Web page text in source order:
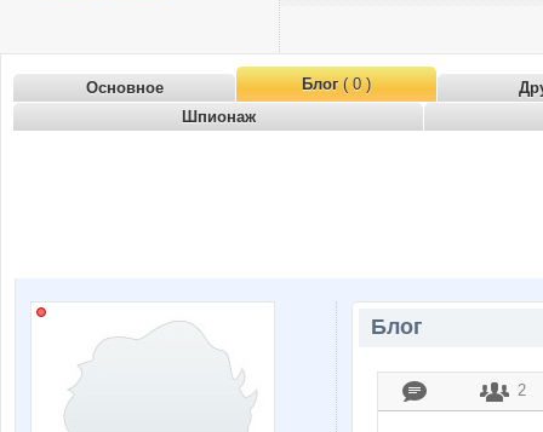
Основное Блог( 0 )
Шпионаж
Блог
2